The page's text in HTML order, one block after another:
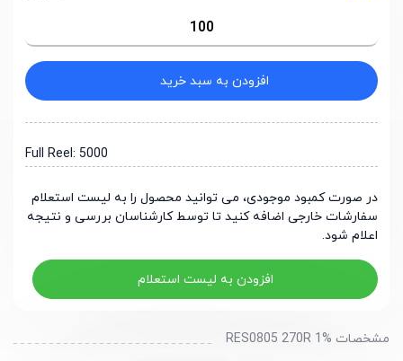
افزودن به سبد خرید
Full Reel: 5000
در صورت کمبود موجودی، می توانید محصول را به لیست استعلام
سفارشات خارجی اضافه کنید تا توسط کارشناسان بررسی و نتیجه
اعلام شود.
افزودن به لیست استعلام
مشخصات RES0805 270R 1%